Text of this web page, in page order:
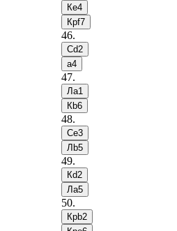
Кe4
Крf7
46.
Сd2
a4
47.
Лa1
Кb6
48.
Сe3
Лb5
49.
Кd2
Лa5
50.
Крb2